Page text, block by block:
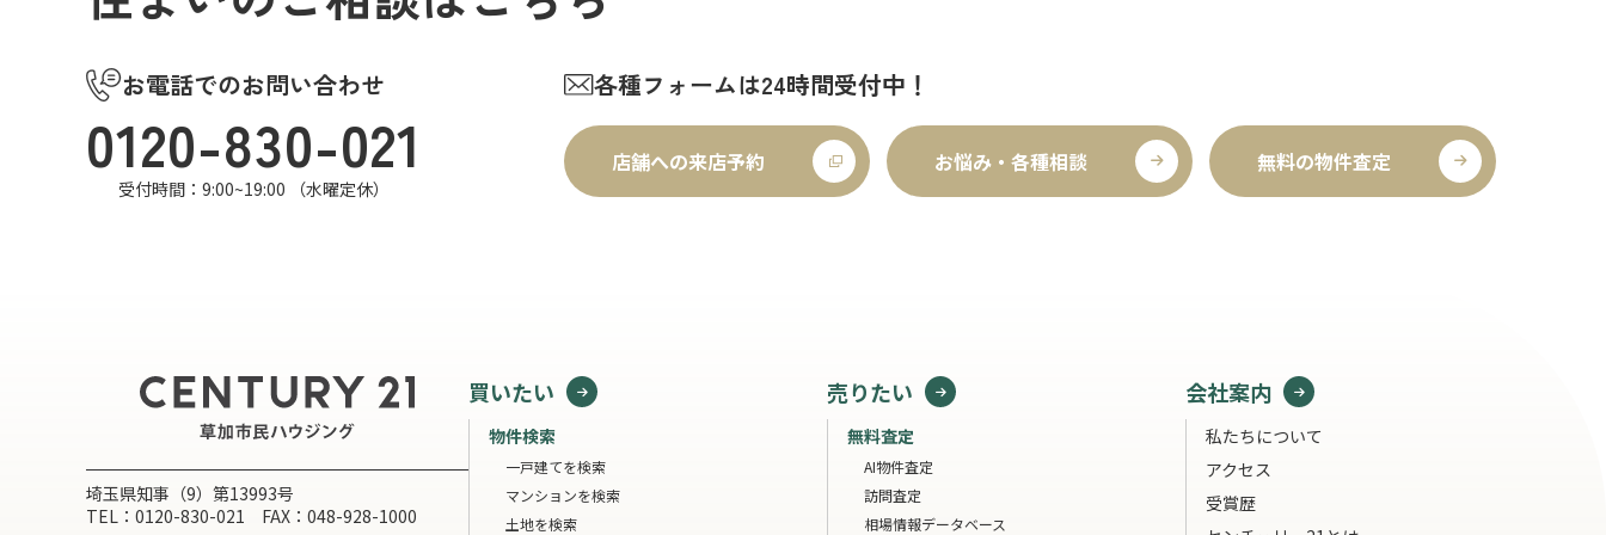
お電話でのお問い合わせ
0120-830-021
受付時間：9:00~19:00 （水曜定休）
各種フォームは24時間受付中！
店舗への来店予約 お悩み・各種相談 無料の物件査定
埼玉県知事（9）第13993号
TEL：0120-830-021 FAX：048-928-1000
買いたい
物件検索
一戸建てを検索
マンションを検索
土地を検索
売りたい
無料査定
AI物件査定
訪問査定
相場情報データベース
会社案内
私たちについて
アクセス
受賞歴